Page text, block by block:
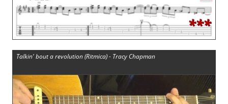
***
Talkin' bout a revolution (Ritmica) - Tracy Chapman